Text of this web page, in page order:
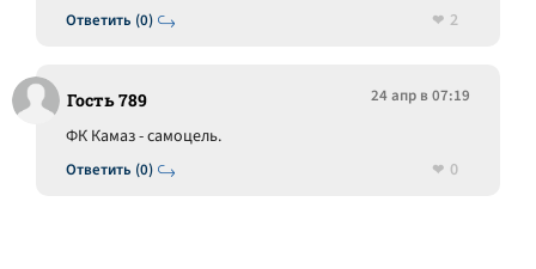
Ответить (0)
2
Гость 789 24 апр в 07:19
Ответить (0)
ФК Камаз - самоцель.
0